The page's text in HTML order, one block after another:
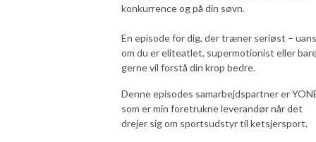
konkurrence og på din søvn.
En episode for dig, der træner seriøst –
om du er eliteatlet, supermotionist eller
gerne vil forstå din krop bedre.
Denne episodes samarbejdspartner er
som er min foretrukne leverandør når det
drejer sig om sportsudstyr til ketsjersport.